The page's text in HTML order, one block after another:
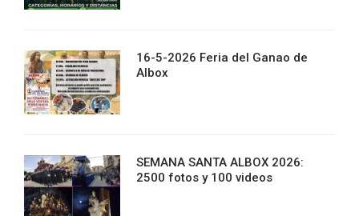
16-5-2026 Feria del Ganao de
Albox
SEMANA SANTA ALBOX 2026:
2500 fotos y 100 videos